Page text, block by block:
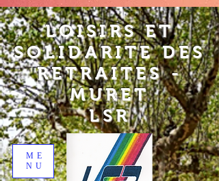
LOISIRS ET
SOLIDARITE DES
RETRAITES -
MURET
LSR
ME
NU